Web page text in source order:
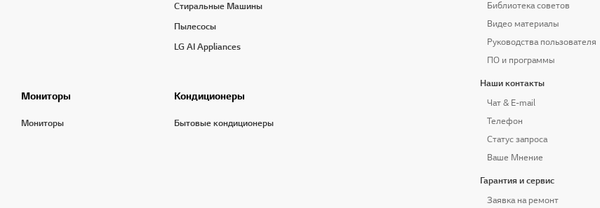
Стиральные Машины
Пылесосы
LG AI Appliances
Мониторы
Мониторы
Кондиционеры
Бытовые кондиционеры
Библиотека советов
Видео материалы
Руководства пользователя
ПО и программы
Наши контакты
Чат & E-mail
Телефон
Статус запроса
Ваше Мнение
Гарантия и сервис
Заявка на ремонт